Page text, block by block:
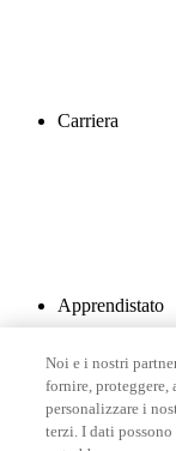
Carriera
Apprendistato
Noi e i nostri
fornire, proteggere,
personalizzare i
terzi. I dati possono